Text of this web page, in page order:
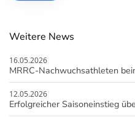
Weitere News
16.05.2026
MRRC-Nachwuchsathleten
12.05.2026
Erfolgreicher Saisoneinstieg